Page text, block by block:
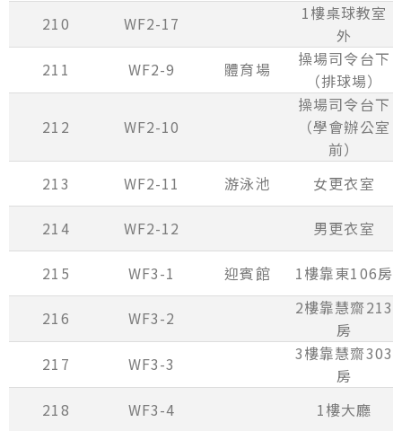
210 WF2-17
1樓桌球教室
外
211
WF2-9 體育場
操場司令台下
（排球場）
212 WF2-10
操場司令台下
（學會辦公室
前）
213
WF2-11 游泳池 女更衣室
214 WF2-12 男更衣室
215 WF3-1 迎賓館 1樓靠東106房
216 WF3-2
2樓靠慧齋213
房
217
WF3-3
3樓靠慧齋303
房
218
WF3-4 1樓大廳